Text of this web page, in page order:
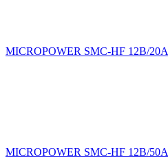
MICROPOWER SMC-HF 12В/20А
MICROPOWER SMC-HF 12В/50А